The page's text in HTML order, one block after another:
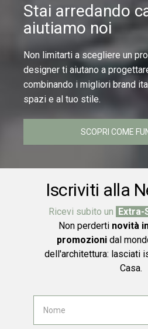
Stai arredando
aiutiamo noi
Non limitarti a scegliere un
designer ti aiutano a
combinando i migliori brand
spazi e al tuo stile.
SCOPRI COME
Iscriviti alla
Ricevi subito un Extra-
Non perderti novità
promozioni dal
dell'architettura: lasciati
Casa.